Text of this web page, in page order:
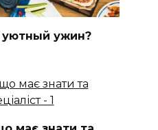
уютный ужин?